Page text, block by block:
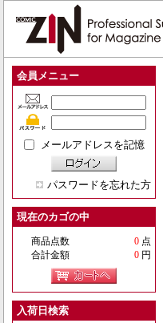
会員メニュー
メールアドレスを記憶
パスワードを忘れた方
現在のカゴの中
商品点数 0 点
合計金額
0 円
入荷日検索